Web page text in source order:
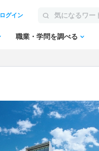
ログイン
職業・学問を調べる